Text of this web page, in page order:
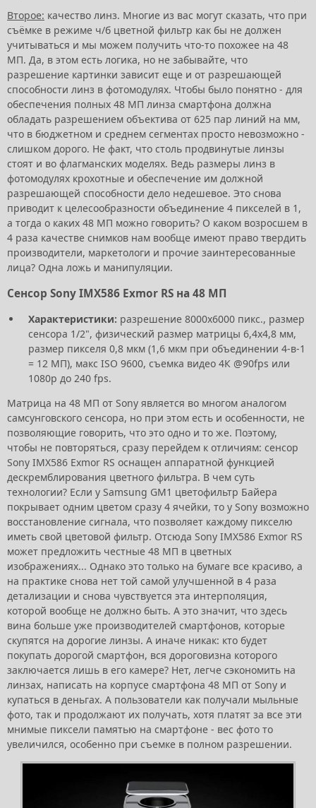
Второе: качество линз. Многие из вас могут сказать, что при
съёмке в режиме ч/б цветной фильтр как бы не должен
учитываться и мы можем получить что-то похожее на 48
МП. Да, в этом есть логика, но не забывайте, что
разрешение картинки зависит еще и от разрешающей
способности линз в фотомодулях. Чтобы было понятно - для
обеспечения полных 48 МП линза смартфона должна
обладать разрешением объектива от 625 пар линий на мм,
что в бюджетном и среднем сегментах просто невозможно -
слишком дорого. Не факт, что столь продвинутые линзы
стоят и во флагманских моделях. Ведь размеры линз в
фотомодулях крохотные и обеспечение им должной
разрешающей способности дело недешевое. Это снова
приводит к целесообразности объединение 4 пикселей в 1,
а тогда о каких 48 МП можно говорить? О каком возросшем в
4 раза качестве снимков нам вообще имеют право твердить
производители, маркетологи и прочие заинтересованные
лица? Одна ложь и манипуляции.
Сенсор Sony IMX586 Exmor RS на 48 МП
Характеристики: разрешение 8000х6000 пикс., размер
сенсора 1/2", физический размер матрицы 6,4х4,8 мм,
размер пикселя 0,8 мкм (1,6 мкм при объединении 4-в-1
= 12 МП), макс ISO 9600, съемка видео 4К @90fps или
1080p до 240 fps.
Матрица на 48 МП от Sony является во многом аналогом
самсунговского сенсора, но при этом есть и особенности, не
позволяющие говорить, что это одно и то же. Поэтому,
чтобы не повторяться, сразу перейдем к отличиям: сенсор
Sony IMX586 Exmor RS оснащен аппаратной функцией
дескремблирования цветного фильтра. В чем суть
технологии? Если у Samsung GM1 цветофильтр Байера
покрывает одним цветом сразу 4 ячейки, то у Sony возможно
восстановление сигнала, что позволяет каждому пикселю
иметь свой цветовой фильтр. Отсюда Sony IMX586 Exmor RS
может предложить честные 48 МП в цветных
изображениях... Однако это только на бумаге все красиво, а
на практике снова нет той самой улучшенной в 4 раза
детализации и снова чувствуется эта интерполяция,
которой вообще не должно быть. А это значит, что здесь
вина больше уже производителей смартфонов, которые
скупятся на дорогие линзы. А иначе никак: кто будет
покупать дорогой смартфон, вся дороговизна которого
заключается лишь в его камере? Нет, легче сэкономить на
линзах, написать на корпусе смартфона 48 МП от Sony и
купаться в деньгах. А пользователи как получали мыльные
фото, так и продолжают их получать, хотя платят за все эти
мнимые пиксели памятью на смартфоне - вес фото то
увеличился, особенно при съемке в полном разрешении.